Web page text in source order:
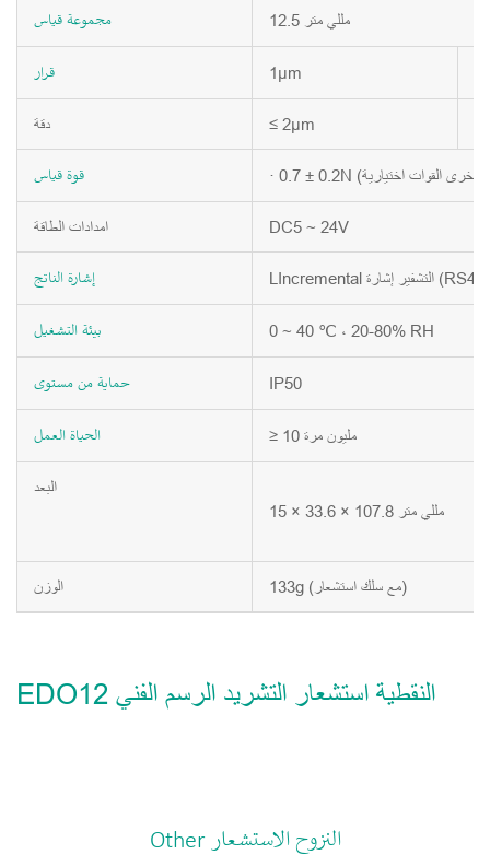
قياس مجموعة 12.5 مللي متر
قرار 1μm
دقة ≤ 2μm
قياس قوة
امدادات الطاقة DC5 ~ 24V
الناتج إشارة
التشغيل بيئة 0 ~ 40 ℃ ، 20-80% RH
مستوى من حماية IP50
العمل الحياة ≥ 10 مليون مرة
البعد
15 × 33.6 × 107.8 مللي متر
الوزن 133g (مع سلك استشعار)
EDO12 النقطية استشعار التشريد الرسم الفني
Other النزوح الاستشعار